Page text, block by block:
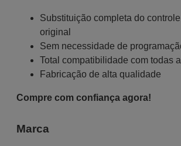
Substituição completa do
original
Sem necessidade de
Total compatibilidade com todas
Fabricação de alta qualidade
Compre com confiança agora!
Marca